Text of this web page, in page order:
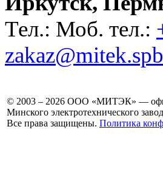
Тел.: Моб. тел.:
© 2003 – 2026 ООО «МИТЭК» —
Минского электротехнического
Все права защищены. Политика